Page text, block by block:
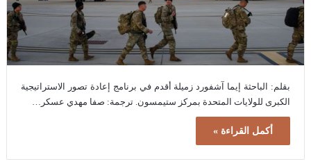
بقلم: الباحثة إيما آشفورد زميلة أقدم في برنامج إعادة تصور الاستراتيجية
الكبرى للولايات المتحدة بمركز ستيمسون. ترجمة: صفا مهدي عسكر…
أكمل القراءة »